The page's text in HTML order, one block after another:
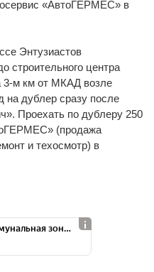
«АвтоГЕРМЕС» в
Энтузиастов
строительного центра
3-м км от МКАД возле
на дублер сразу после
Проехать по дублеру 250
(продажа
и техосмотр) в
Балашиха, Западная коммунальная зона, ш. Энтузиастов, д. 12А